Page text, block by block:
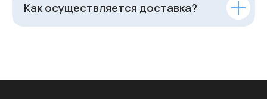
Как осуществляется доставка?